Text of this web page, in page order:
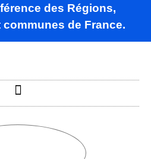
des Régions,
communes de France.